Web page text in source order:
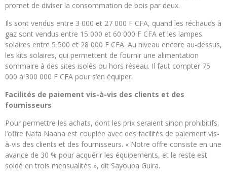
promet de diviser la consommation de bois par deux.
Ils sont vendus entre 3 000 et 27 000 F CFA, quand les réchauds à
gaz sont vendus entre 15 000 et 60 000 F CFA et les lampes
solaires entre 5 500 et 28 000 F CFA. Au niveau encore au-dessus,
les kits solaires, qui permettent de fournir une alimentation
sommaire à des sites isolés ou hors réseau. Il faut compter 75
000 à 300 000 F CFA pour s’en équiper.
Facilités de paiement vis-à-vis des clients et des
fournisseurs
Pour permettre les achats, dont les prix seraient sinon prohibitifs,
l’offre Nafa Naana est couplée avec des facilités de paiement vis-
à-vis des clients et des fournisseurs. « Notre offre consiste en une
avance de 30 % pour acquérir les équipements, et le reste est
soldé en trois mensualités », dit Sayouba Guira.